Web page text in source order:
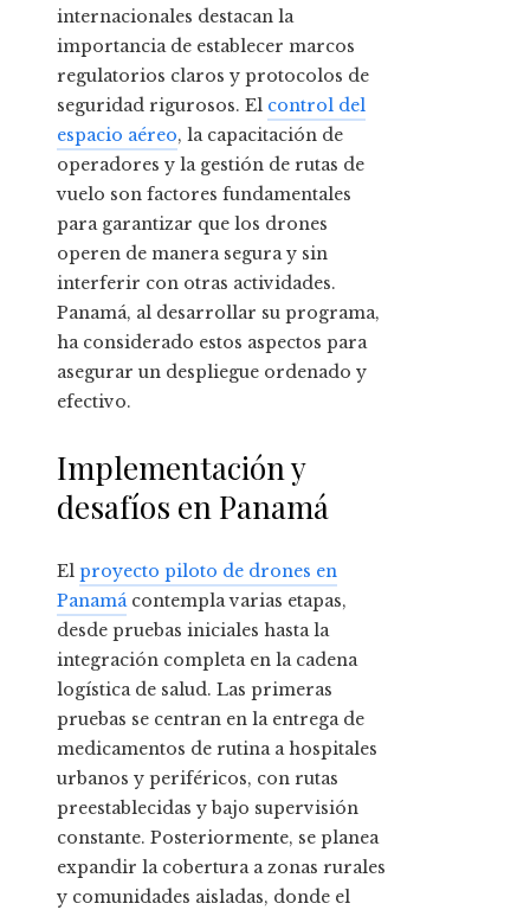
internacionales destacan la
importancia de establecer marcos
regulatorios claros y protocolos de
seguridad rigurosos. El control del
espacio aéreo, la capacitación de
operadores y la gestión de rutas de
vuelo son factores fundamentales
para garantizar que los drones
operen de manera segura y sin
interferir con otras actividades.
Panamá, al desarrollar su programa,
ha considerado estos aspectos para
asegurar un despliegue ordenado y
efectivo.
Implementación y
desafíos en Panamá
El proyecto piloto de drones en
Panamácontempla varias etapas,
desde pruebas iniciales hasta la
integración completa en la cadena
logística de salud. Las primeras
pruebas se centran en la entrega de
medicamentos de rutina a hospitales
urbanos y periféricos, con rutas
preestablecidas y bajo supervisión
constante. Posteriormente, se planea
expandir la cobertura a zonas rurales
y comunidades aisladas, donde el